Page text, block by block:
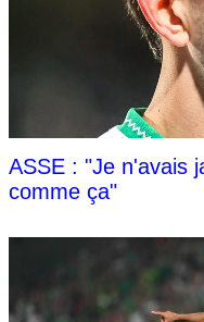
ASSE : "Je n'avais
comme ça"